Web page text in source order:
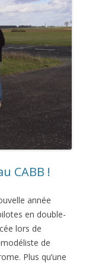
CABB !
année
en double-
lors de
de
Plus qu’une